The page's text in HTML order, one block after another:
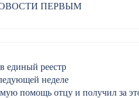
ПЕРВЫМ
единый реестр
неделе
помощь отцу и получил за